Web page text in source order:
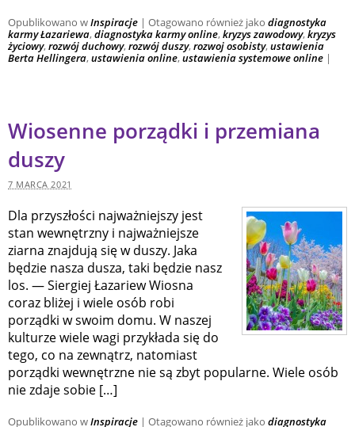
Opublikowano wInspiracje | Otagowano również jako diagnostyka
karmy Łazariewa,diagnostyka karmy online,kryzys zawodowy,kryzys
życiowy,rozwój duchowy,rozwój duszy,rozwoj osobisty,ustawienia
Berta Hellingera,ustawienia online,ustawienia systemowe online |
Wiosenne porządki i przemiana
duszy
7 MARCA 2021
Dla przyszłości najważniejszy jest
stan wewnętrzny i najważniejsze
ziarna znajdują się w duszy. Jaka
będzie nasza dusza, taki będzie nasz
los. — Siergiej Łazariew Wiosna
coraz bliżej i wiele osób robi
porządki w swoim domu. W naszej
kulturze wiele wagi przykłada się do
tego, co na zewnątrz, natomiast
porządki wewnętrzne nie są zbyt popularne. Wiele osób
nie zdaje sobie […]
Opublikowano wInspiracje | Otagowano również jako diagnostyka